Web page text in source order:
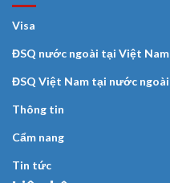
Visa
ĐSQ nước ngoài tại Việt Nam
ĐSQ Việt Nam tại nước ngoài
Thông tin
Cẩm nang
Tin tức